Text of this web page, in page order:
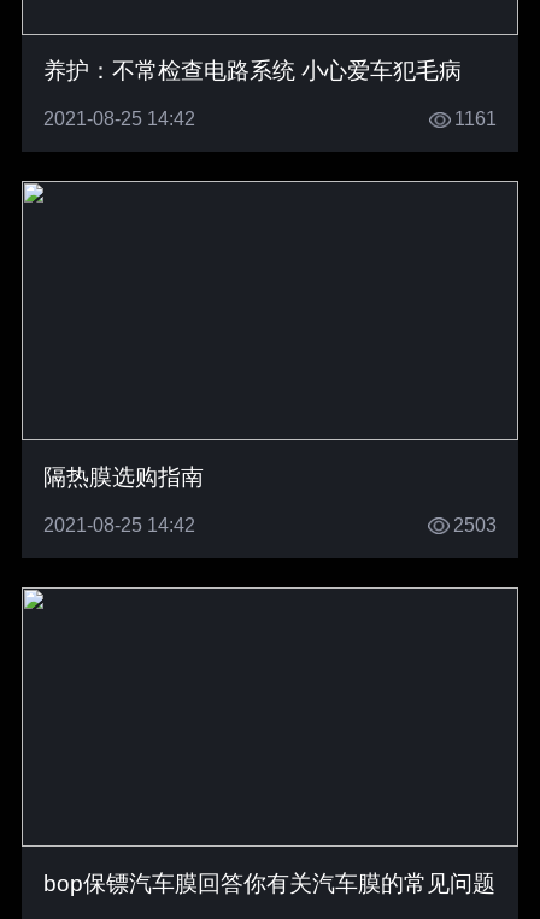
养护：不常检查电路系统 小心爱车犯毛病
2021-08-25 14:42 1161
隔热膜选购指南
2021-08-25 14:42 2503
bop保镖汽车膜回答你有关汽车膜的常见问题